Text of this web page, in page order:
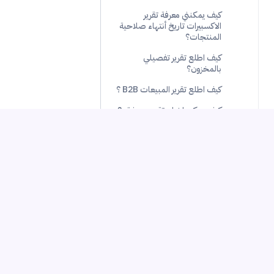
كيف يمكنني معرفة تقرير
الاكسبيرات تاريخ أنتهاء صلاحية
المنتجات؟
كيف اطلع تقرير تفصيلي
بالمخزون؟
كيف اطلع تقرير المبيعات B2B ؟
كيف يمكن إخراج تقرير وصفتي ؟